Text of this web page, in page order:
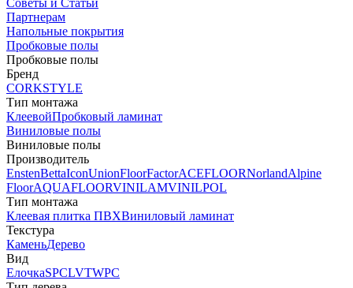
Советы и Статьи
Партнерам
Напольные покрытия
Пробковые полы
Пробковые полы
Бренд
CORKSTYLE
Тип монтажа
КлеевойПробковый ламинат
Виниловые полы
Виниловые полы
Производитель
EnstenBettaIconUnionFloorFactorACEFLOORNorlandAlpine
FloorAQUAFLOORVINILAMVINILPOL
Тип монтажа
Клеевая плитка ПВХВиниловый ламинат
Текстура
КаменьДерево
Вид
ЕлочкаSPCLVTWPC